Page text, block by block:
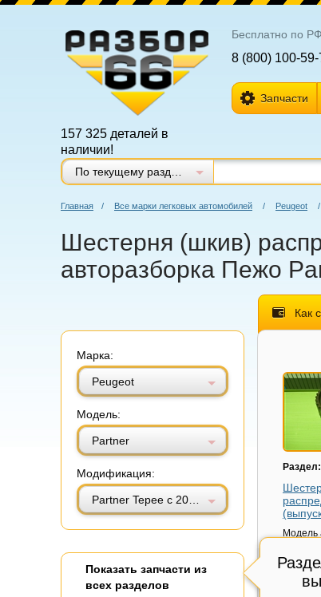
157 325 деталей в
наличии!
Бесплатно по РФ
8 (800) 100-59-
Запчасти
Главная / Все марки легковых автомобилей / Peugeot /
Шестерня (шкив)
авторазборка Пежо
Марка:
Peugeot
Модель:
Partner
Модификация:
Показать запчасти из
всех разделов
Как
Раздел:
Модель